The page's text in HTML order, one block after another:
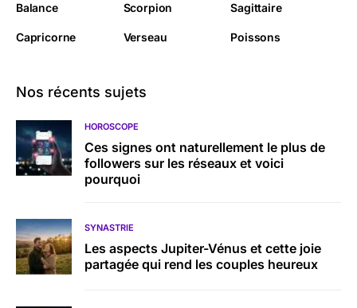
Balance Scorpion Sagittaire
Capricorne Verseau Poissons
Nos récents sujets
HOROSCOPE
Ces signes ont naturellement le plus de
followers sur les réseaux et voici
pourquoi
SYNASTRIE
Les aspects Jupiter-Vénus et cette joie
partagée qui rend les couples heureux